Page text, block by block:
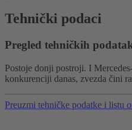
Tehnički podaci
Pregled tehničkih
Postoje donji postroji. I
konkurenciji danas, zvezda čini
Preuzmi tehničke podatke i listu